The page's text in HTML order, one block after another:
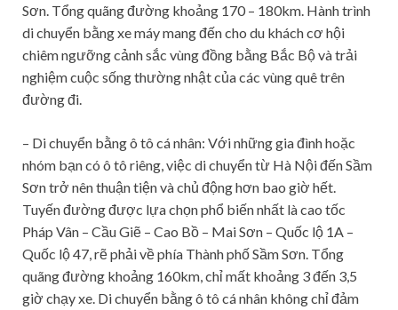
Sơn. Tổng quãng đường khoảng 170 – 180km. Hành trình
di chuyển bằng xe máy mang đến cho du khách cơ hội
chiêm ngưỡng cảnh sắc vùng đồng bằng Bắc Bộ và trải
nghiệm cuộc sống thường nhật của các vùng quê trên
đường đi.
– Di chuyển bằng ô tô cá nhân: Với những gia đình hoặc
nhóm bạn có ô tô riêng, việc di chuyển từ Hà Nội đến Sầm
Sơn trở nên thuận tiện và chủ động hơn bao giờ hết.
Tuyến đường được lựa chọn phổ biến nhất là cao tốc
Pháp Vân – Cầu Giẽ – Cao Bồ – Mai Sơn – Quốc lộ 1A –
Quốc lộ 47, rẽ phải về phía Thành phố Sầm Sơn. Tổng
quãng đường khoảng 160km, chỉ mất khoảng 3 đến 3,5
giờ chạy xe. Di chuyển bằng ô tô cá nhân không chỉ đảm